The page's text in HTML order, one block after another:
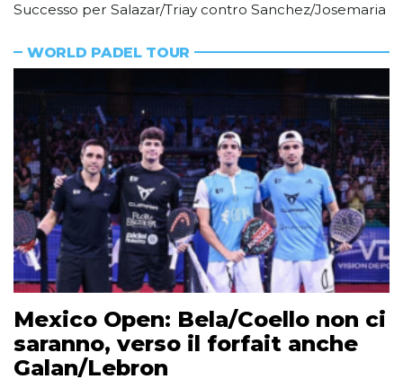
Successo per Salazar/Triay contro Sanchez/Josemaria
WORLD PADEL TOUR
Mexico Open: Bela/Coello non ci
saranno, verso il forfait anche
Galan/Lebron